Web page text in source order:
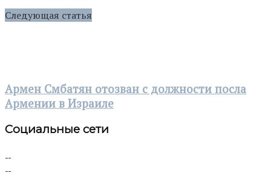
Следующая статья
Армен Смбатян отозван с должности посла
Армении в Израиле
Социальные сети